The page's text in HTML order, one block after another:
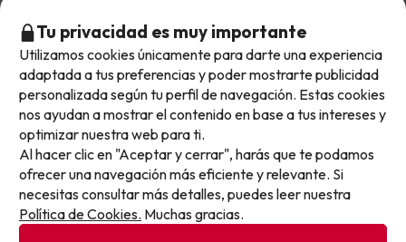
No llegas tarde: llegas al siguiente.
Este chollo ya ha caducado, pero cada día lanzamos
nuevas oportunidades para viajar mejor y pagar
menos.
Apúntate y que el próximo no se te escape.
Pon tu mejor e-mail
Selección de la Newsletter
Los favoritos de nuestros clientes
Métodos de pago disponibles
Condiciones generales
Privacidad datos
Política de cookies
Tu privacidad es muy importante
Utilizamos cookies únicamente para darte una experiencia
adaptada a tus preferencias y poder mostrarte publicidad
personalizada según tu perfil de navegación. Estas cookies
nos ayudan a mostrar el contenido en base a tus intereses y
optimizar nuestra web para ti.
Al hacer clic en "Aceptar y cerrar", harás que te podamos
ofrecer una navegación más eficiente y relevante. Si
necesitas consultar más detalles, puedes leer nuestra
Política de Cookies. Muchas gracias.